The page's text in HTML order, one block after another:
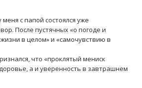
с папой состоялся уже
После пустячных «о погоде и
в целом» и «самочувствию в
что «проклятый мениск
а и уверенность в завтрашнем